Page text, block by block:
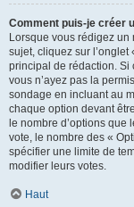
Comment puis-je créer
Lorsque vous rédigez un
sujet, cliquez sur
principal de rédaction. Si
vous n’ayez pas la
sondage en incluant au
chaque option devant
le nombre d’options
vote, le nombre des «
spécifier une limite de
modifier leurs votes.
Haut